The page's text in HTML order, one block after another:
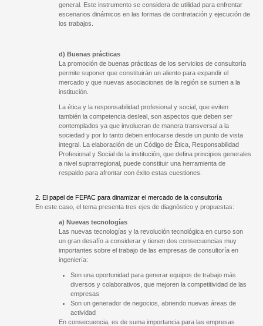
general. Este instrumento se considera de utilidad para enfrentar
escenarios dinámicos en las formas de contratación y ejecución de
los trabajos.
d) Buenas prácticas
La promoción de buenas prácticas de los servicios de consultoría
permite suponer que constituirán un aliento para expandir el
mercado y que nuevas asociaciones de la región se sumen a la
institución.
La ética y la responsabilidad profesional y social, que eviten
también la competencia desleal, son aspectos que deben ser
contemplados ya que involucran de manera transversal a la
sociedad y por lo tanto deben enfocarse desde un punto de vista
integral. La elaboración de un Código de Ética, Responsabilidad
Profesional y Social de la institución, que defina principios generales
a nivel suprarregional, puede constituir una herramienta de
respaldo para afrontar con éxito estas cuestiones.
2. El papel de FEPAC para dinamizar el mercado de la consultoría
En este caso, el tema presenta tres ejes de diagnóstico y propuestas:
a) Nuevas tecnologías
Las nuevas tecnologías y la revolución tecnológica en curso son
un gran desafío a considerar y tienen dos consecuencias muy
importantes sobre el trabajo de las empresas de consultoría en
ingeniería:
Son una oportunidad para generar equipos de trabajo más
diversos y colaborativos, que mejoren la competitividad de las
empresas
Son un generador de negocios, abriendo nuevas áreas de
actividad
En consecuencia, es de suma importancia para las empresas